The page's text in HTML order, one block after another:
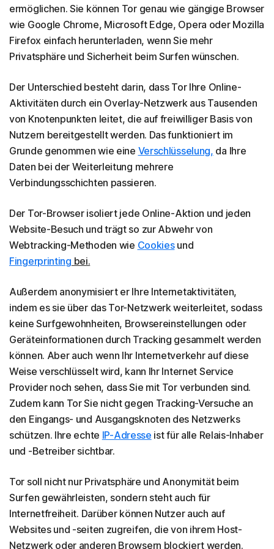
ermöglichen. Sie können Tor genau wie gängige Browser
wie Google Chrome, Microsoft Edge, Opera oder Mozilla
Firefox einfach herunterladen, wenn Sie mehr
Privatsphäre und Sicherheit beim Surfen wünschen.
Der Unterschied besteht darin, dass Tor Ihre Online-
Aktivitäten durch ein Overlay-Netzwerk aus Tausenden
von Knotenpunkten leitet, die auf freiwilliger Basis von
Nutzern bereitgestellt werden. Das funktioniert im
Grunde genommen wie eine Verschlüsselung, da Ihre
Daten bei der Weiterleitung mehrere
Verbindungsschichten passieren.
Der Tor-Browser isoliert jede Online-Aktion und jeden
Website-Besuch und trägt so zur Abwehr von
Webtracking-Methoden wie Cookiesund
Fingerprinting bei.
Außerdem anonymisiert er Ihre Internetaktivitäten,
indem es sie über das Tor-Netzwerk weiterleitet, sodass
keine Surfgewohnheiten, Browsereinstellungen oder
Geräteinformationen durch Tracking gesammelt werden
können. Aber auch wenn Ihr Internetverkehr auf diese
Weise verschlüsselt wird, kann Ihr Internet Service
Provider noch sehen, dass Sie mit Tor verbunden sind.
Zudem kann Tor Sie nicht gegen Tracking-Versuche an
den Eingangs- und Ausgangsknoten des Netzwerks
schützen. Ihre echte IP-Adresse ist für alle Relais-Inhaber
und -Betreiber sichtbar.
Tor soll nicht nur Privatsphäre und Anonymität beim
Surfen gewährleisten, sondern steht auch für
Internetfreiheit. Darüber können Nutzer auch auf
Websites und -seiten zugreifen, die von ihrem Host-
Netzwerk oder anderen Browsern blockiert werden.